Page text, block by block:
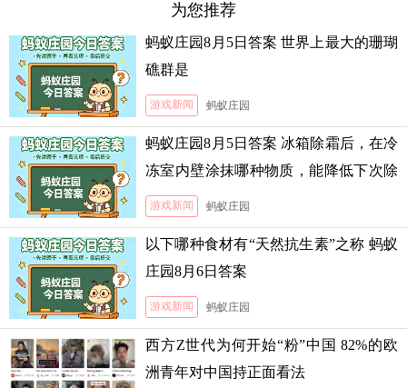
为您推荐
蚂蚁庄园8月5日答案 世界上最大的珊瑚
礁群是
游戏新闻 蚂蚁庄园
蚂蚁庄园8月5日答案 冰箱除霜后，在冷
冻室内壁涂抹哪种物质，能降低下次除
霜的难度
游戏新闻 蚂蚁庄园
以下哪种食材有“天然抗生素”之称 蚂蚁
庄园8月6日答案
游戏新闻 蚂蚁庄园
西方Z世代为何开始“粉”中国 82%的欧
洲青年对中国持正面看法